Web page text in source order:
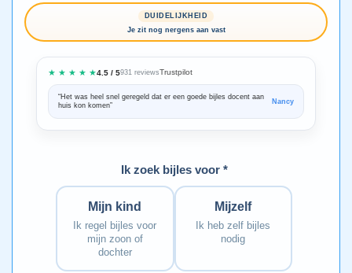
DUIDELIJKHEID
Je zit nog nergens aan vast
★ ★ ★ ★ ★4.5 / 5931 reviewsTrustpilot
“Het was heel snel geregeld dat er een goede bijles docent aan
huis kon komen”
Nancy
Ik zoek bijles voor *
Mijn kind
Ik regel bijles voor
mijn zoon of
dochter
Mijzelf
Ik heb zelf bijles
nodig